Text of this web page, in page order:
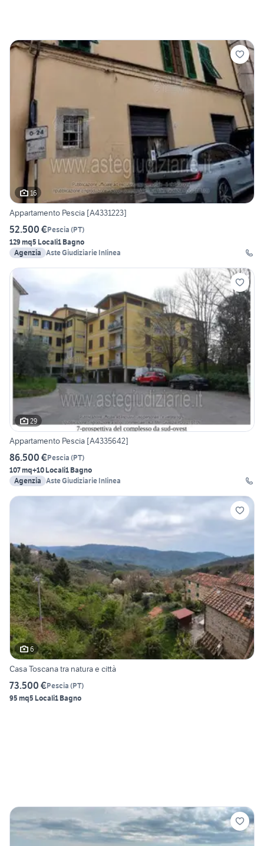
16
Appartamento Pescia [A4331223]
52.500 €Pescia (PT)
129 mq5 Locali1 Bagno
Agenzia Aste Giudiziarie Inlinea
29
Appartamento Pescia [A4335642]
86.500 €Pescia (PT)
107 mq+10 Locali1 Bagno
Agenzia Aste Giudiziarie Inlinea
6
Casa Toscana tra natura e città
73.500 €Pescia (PT)
95 mq5 Locali1 Bagno